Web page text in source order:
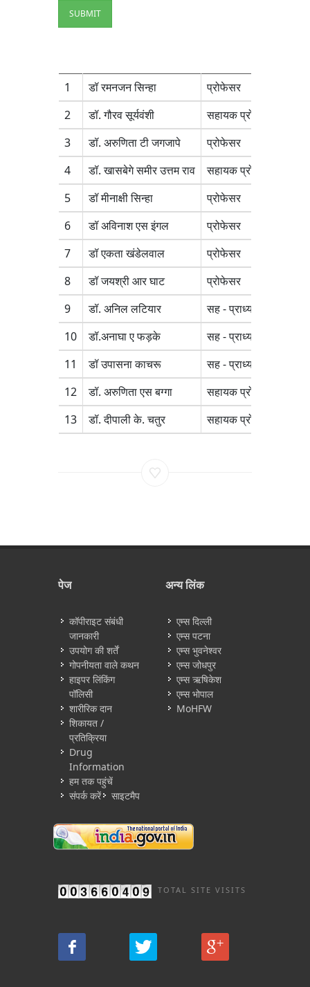
SUBMIT
1 डॉ रमनजन सिन्हा प्रोफेसर
2
डॉ. गौरव सूर्यवंशी सहायक प्रोफेसर
3
डॉ. अरुणिता टी जगजापे प्रोफेसर
4
डॉ. खासबेगे समीर उत्तम राव सहायक प्रोफेसर
5
डॉ मीनाक्षी सिन्हा प्रोफेसर
6
डॉ अविनाश एस इंगल प्रोफेसर
7
डॉ एकता खंडेलवाल प्रोफेसर
8
डॉ जयश्री आर घाट प्रोफेसर
9
डॉ. अनिल लटियार सह - प्राध्यापक
10
डॉ.अनाघा ए फड़के सह - प्राध्यापक
11
डॉ उपासना काचरू सह - प्राध्यापक
12
डॉ. अरुणिता एस बग्गा सहायक प्रोफेसर
13
डॉ. दीपाली के. चतुर सहायक प्रोफेसर
पेज
कॉपीराइट संबंधी
जानकारी
उपयोग की शर्तें
गोपनीयता वाले कथन
हाइपर लिंकिंग
पॉलिसी
शारीरिक दान
शिकायत /
प्रतिक्रिया
Drug
Information
हम तक पहुंचें
संपर्क करें
साइटमैप
अन्य लिंक
एम्स दिल्ली
एम्स पटना
एम्स भुवनेश्वर
एम्स जोधपुर
एम्स ऋषिकेश
एम्स भोपाल
MoHFW
TOTAL SITE VISITS